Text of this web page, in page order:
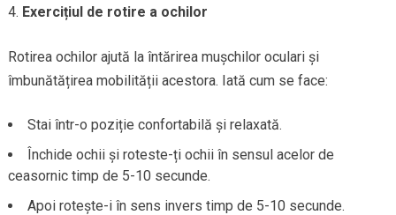
Exercițiul de rotire a ochilor
Rotirea ochilor ajută la întărirea mușchilor oculari și
îmbunătățirea mobilității acestora. Iată cum se face:
Stai într-o poziție confortabilă și relaxată.
Închide ochii și roteste-ți ochii în sensul acelor de
ceasornic timp de 5-10 secunde.
Apoi rotește-i în sens invers timp de 5-10 secunde.